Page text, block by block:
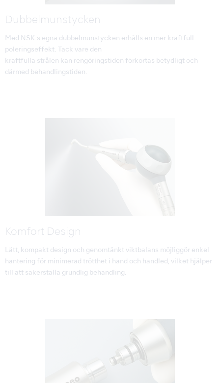
Dubbelmunstycken
Med NSK:s egna dubbelmunstycken erhålls en mer kraftfull
poleringseffekt. Tack vare den
kraftfulla strålen kan rengöringstiden förkortas betydligt och
därmed behandlingstiden.
Komfort Design
Lätt, kompakt design och genomtänkt viktbalans möjliggör enkel
hantering för minimerad trötthet i hand och handled, vilket hjälper
till att säkerställa grundlig behandling.